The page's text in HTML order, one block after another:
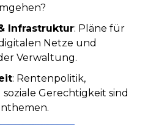
Infrastruktur: Pläne für
Netze und
Verwaltung.
: Rentenpolitik,
Gerechtigkeit sind